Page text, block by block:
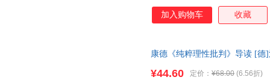
之间来回变换。阅读这个发生
让擎天柱、威震天、大黄蜂他
加入购物车 收藏
康德《纯粹理性批判》导读 [德
¥44.60 定价： ¥68.00 (6.56折)